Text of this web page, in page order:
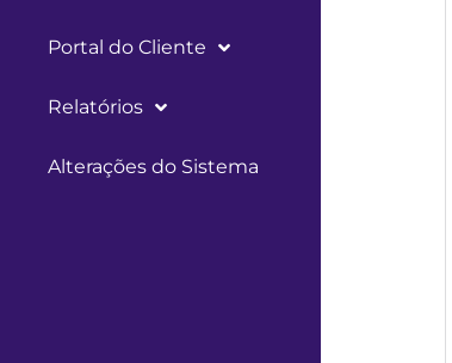
Portal do Cliente
Relatórios
Alterações do Sistema